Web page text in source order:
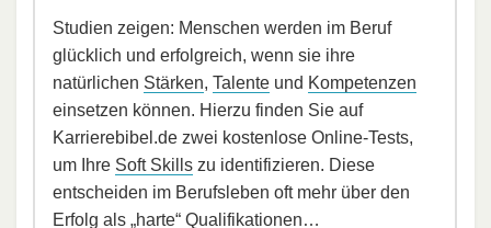
Studien zeigen: Menschen werden im Beruf
glücklich und erfolgreich, wenn sie ihre
natürlichen Stärken, Talente und Kompetenzen
einsetzen können. Hierzu finden Sie auf
Karrierebibel.de zwei kostenlose Online-Tests,
um Ihre Soft Skills zu identifizieren. Diese
entscheiden im Berufsleben oft mehr über den
Erfolg als „harte“ Qualifikationen…